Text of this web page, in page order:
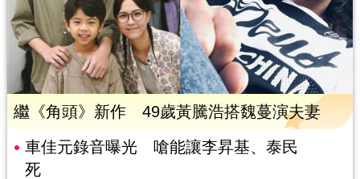
繼《角頭》新作 49歲黃騰浩搭魏蔓演夫妻
車佳元錄音曝光 嗆能讓李昇基、泰民
死